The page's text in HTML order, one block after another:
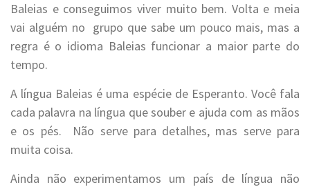
Baleias e conseguimos viver muito bem. Volta e meia
vai alguém no grupo que sabe um pouco mais, mas a
regra é o idioma Baleias funcionar a maior parte do
tempo.
A língua Baleias é uma espécie de Esperanto. Você fala
cada palavra na língua que souber e ajuda com as mãos
e os pés. Não serve para detalhes, mas serve para
muita coisa.
Ainda não experimentamos um país de língua não